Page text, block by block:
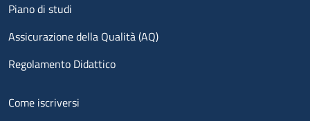
Piano di studi
Assicurazione della Qualità (AQ)
Regolamento Didattico
Menu footer 2
Come iscriversi